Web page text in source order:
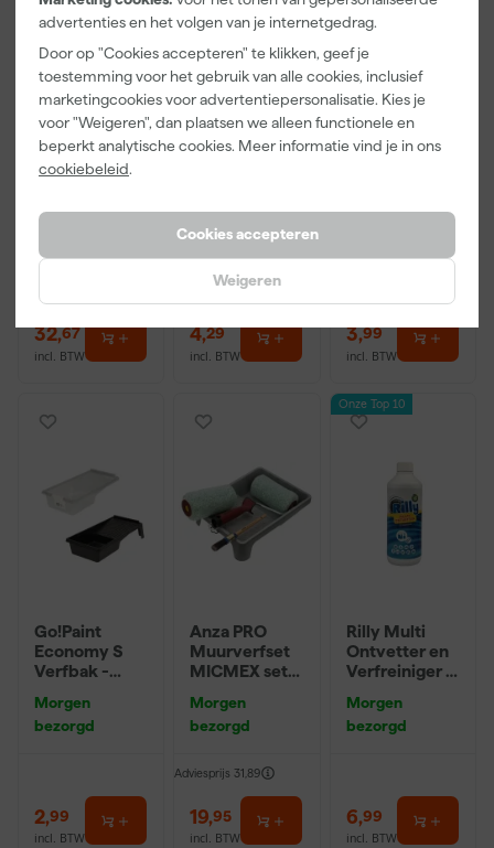
advertenties en het volgen van je internetgedrag.
Door op "Cookies accepteren" te klikken, geef je
toestemming voor het gebruik van alle cookies, inclusief
marketingcookies voor advertentiepersonalisatie. Kies je
voor "Weigeren", dan plaatsen we alleen functionele en
beperkt analytische cookies. Meer informatie vind je in ons
cookiebeleid.
Cookies accepteren
Weigeren
Festool
500119 UVEX
Morgen
32,67
incl. BTW
3M 9322+
FFP2 -
Onderhoudsv
rij - Plooibaar
uitademventi
el
bezorgd
4,29
incl. BTW
Paintura
50mx24mm
3,99
incl. BTW
Go!Paint
Economy S
Verfbak -
15 x 32 cm + 5
inzetbakken
Morgen
bezorgd
2,99
incl. BTW
Anza PRO
Muurverfset
MICMEX set
Morgen
bezorgd
Adviesprijs 31,89
19,95
incl. BTW
Onze Top 10
Rilly Multi
Ontvetter en
Verfreiniger –
Morgen
bezorgd
6,99
incl. BTW